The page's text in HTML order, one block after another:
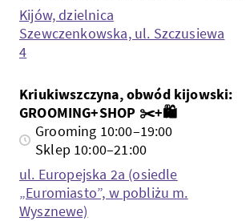
Kijów, dzielnica
Szewczenkowska, ul. Szczusiewa
4
Kriukiwszczyna, obwód kijowski:
GROOMING+SHOP ✂️+🛍️
Grooming 10:00–19:00
Sklep 10:00–21:00
ul. Europejska 2a (osiedle
„Euromiasto”, w pobliżu m.
Wysznewe)